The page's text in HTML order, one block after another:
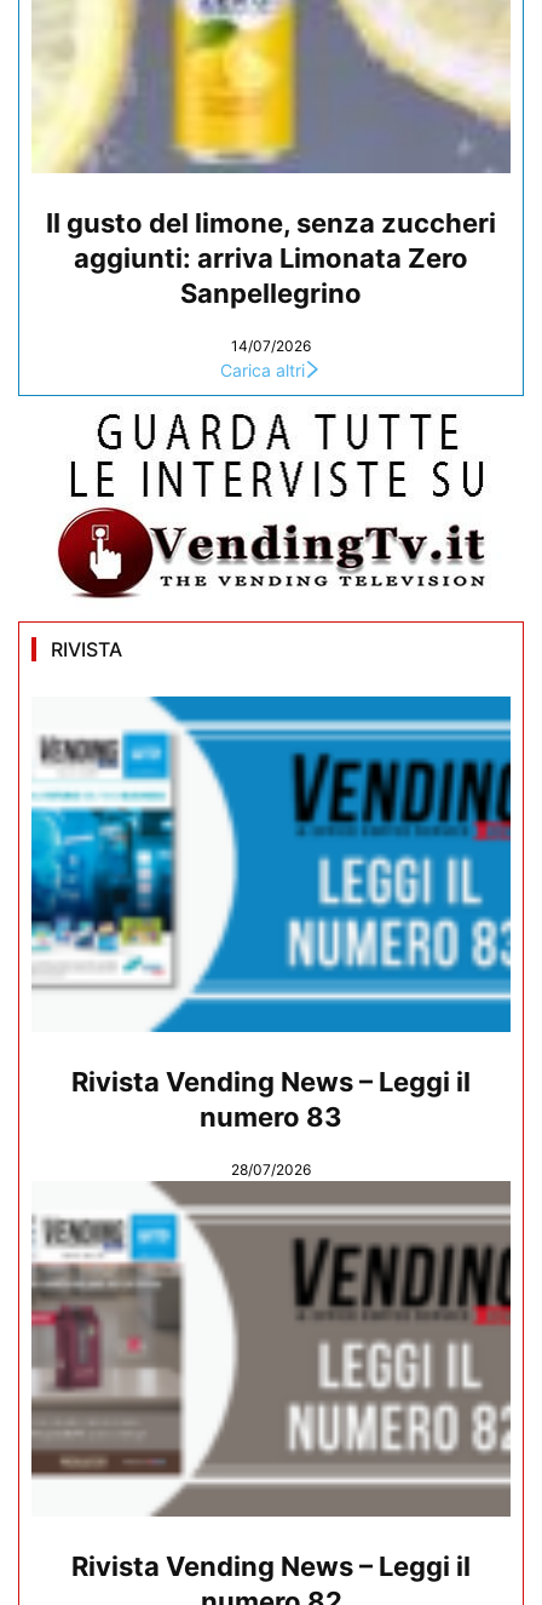
Il gusto del limone, senza zuccheri
aggiunti: arriva Limonata Zero
Sanpellegrino
14/07/2026
Carica altri
RIVISTA
Rivista Vending News – Leggi il
numero 83
28/07/2026
Rivista Vending News – Leggi il